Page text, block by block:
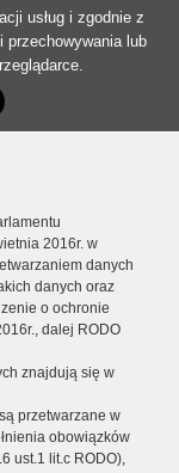
usług i zgodnie z
przechowywania lub
2016r. w
danych
danych oraz
o ochronie
dalej RODO
znajdują się w
przetwarzane w
obowiązków
ust.1 lit.c RODO),